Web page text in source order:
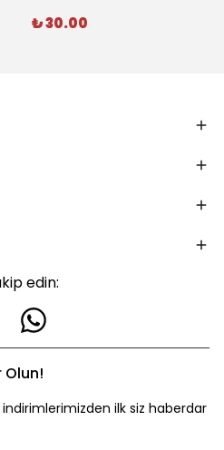
₺ 30.00
edin:
ilk siz haberdar